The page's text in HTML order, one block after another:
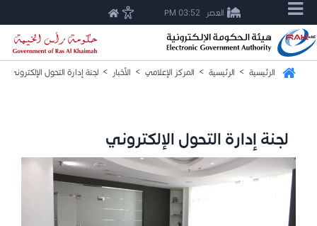
العصر 03:52 PM
الرئيسية > الرئيسية > المركز الإعلامي > الأخبار > لجنة إدارة التحول الإلكتروني
لجنة إدارة التحول الإلكتروني